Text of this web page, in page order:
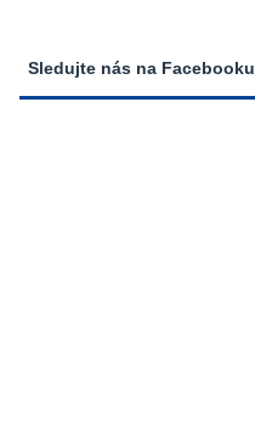
Sledujte nás na Facebooku